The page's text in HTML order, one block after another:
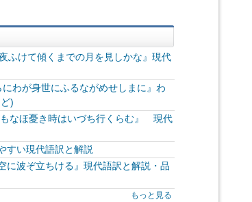
ふけて傾くまでの月を見しかな』現代
わが身世にふるながめせしまに』わ
)
なほ憂き時はいづち行くらむ』 現代
すい現代語訳と解説
に波ぞ立ちける』現代語訳と解説・品
もっと見る